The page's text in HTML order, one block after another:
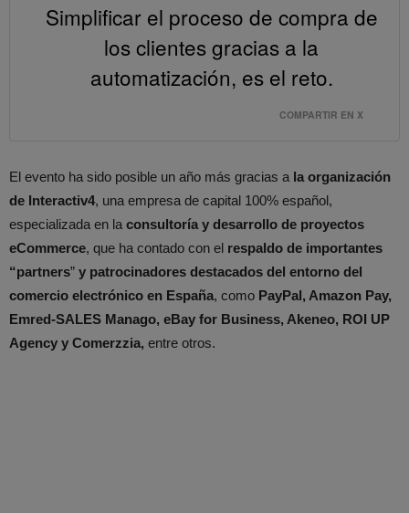
Simplificar el proceso de compra de
los clientes gracias a la
automatización, es el reto.
COMPARTIR EN X
El evento ha sido posible un año más gracias a la organización
de Interactiv4, una empresa de capital 100% español,
especializada en la consultoría y desarrollo de proyectos
eCommerce, que ha contado con el respaldo de importantes
“partners” y patrocinadores destacados del entorno del
comercio electrónico en España, como PayPal, Amazon Pay,
Emred-SALES Manago, eBay for Business, Akeneo, ROI UP
Agency y Comerzzia, entre otros.